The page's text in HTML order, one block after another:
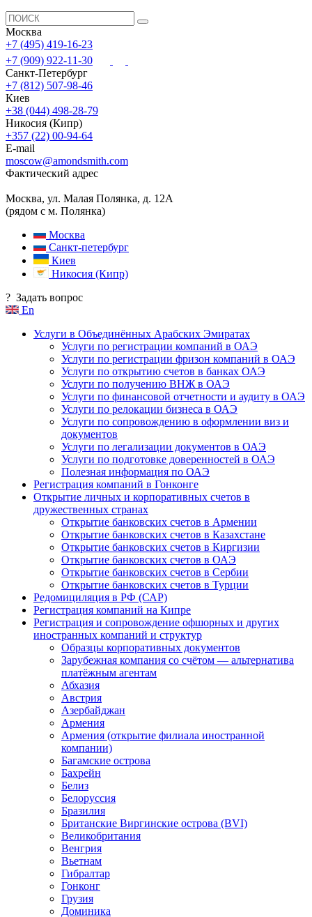
Москва
+7 (495) 419-16-23
+7 (909) 922-11-30
Санкт-Петербург
+7 (812) 507-98-46
Киев
+38 (044) 498-28-79
Никосия (Кипр)
+357 (22) 00-94-64
E-mail
moscow@amondsmith.com
Фактический адрес
Москва, ул. Малая Полянка, д. 12А
(рядом с м. Полянка)
Москва
Санкт-петербург
Киев
Никосия (Кипр)
? Задать вопрос
En
Услуги в Объединённых Арабских Эмиратах
Услуги по регистрации компаний в ОАЭ
Услуги по регистрации фризон компаний в ОАЭ
Услуги по открытию счетов в банках ОАЭ
Услуги по получению ВНЖ в ОАЭ
Услуги по финансовой отчетности и аудиту в ОАЭ
Услуги по релокации бизнеса в ОАЭ
Услуги по сопровождению в оформлении виз и
документов
Услуги по легализации документов в ОАЭ
Услуги по подготовке доверенностей в ОАЭ
Полезная информация по ОАЭ
Регистрация компаний в Гонконге
Открытие личных и корпоративных счетов в
дружественных странах
Открытие банковских счетов в Армении
Открытие банковских счетов в Казахстане
Открытие банковских счетов в Киргизии
Открытие банковских счетов в ОАЭ
Открытие банковских счетов в Сербии
Открытие банковских счетов в Турции
Редомициляция в РФ (САР)
Регистрация компаний на Кипре
Регистрация и сопровождение офшорных и других
иностранных компаний и структур
Образцы корпоративных документов
Зарубежная компания со счётом — альтернатива
платёжным агентам
Абхазия
Австрия
Азербайджан
Армения
Армения (открытие филиала иностранной
компании)
Багамские острова
Бахрейн
Белиз
Белоруссия
Бразилия
Британские Виргинские острова (BVI)
Великобритания
Венгрия
Вьетнам
Гибралтар
Гонконг
Грузия
Доминика